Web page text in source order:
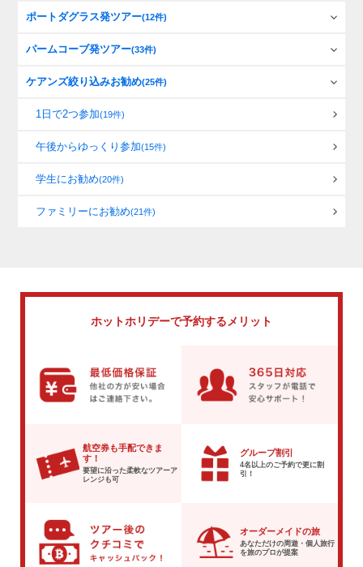
ポートダグラス発ツアー(12件)
パームコーブ発ツアー(33件)
ケアンズ絞り込みお勧め(25件)
1日で2つ参加(19件)
午後からゆっくり参加(15件)
学生にお勧め(20件)
ファミリーにお勧め(21件)
ホットホリデーで予約するメリット
航空券も手配できま
す！
要望に沿った柔軟なツアーア
レンジも可
グループ割引
4名以上のご予約で更に割
引！
オーダーメイドの旅
あなただけの周遊・個人旅行
を旅のプロが提案